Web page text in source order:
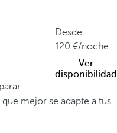
Desde
120
/noche
Ver
disponibilidad
mejor se adapte a tus